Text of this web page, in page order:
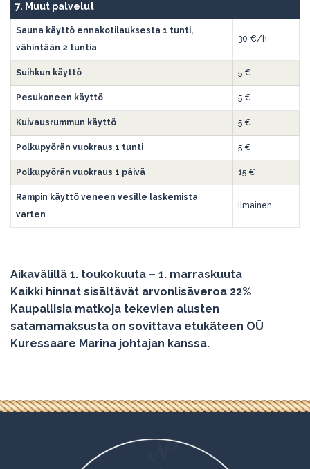
7. Muut palvelut
Sauna käyttö ennakotilauksesta 1 tunti,
vähintään 2 tuntia
30 €/h
Suihkun käyttö 5 €
Pesukoneen käyttö 5 €
Kuivausrummun käyttö 5 €
Polkupyörän vuokraus 1 tunti 5 €
Polkupyörän vuokraus 1 päivä 15 €
Rampin käyttö veneen vesille laskemista
varten
Ilmainen
Aikavälillä 1. toukokuuta – 1. marraskuuta
Kaikki hinnat sisältävät arvonlisäveroa 22%
Kaupallisia matkoja tekevien alusten
satamamaksusta on sovittava etukäteen OÜ
Kuressaare Marina johtajan kanssa.